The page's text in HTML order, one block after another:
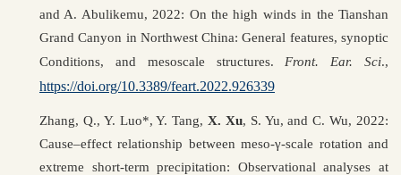
and A. Abulikemu, 2022: On the high winds in the Tianshan
Grand Canyon in Northwest China: General features, synoptic
Conditions, and mesoscale structures.Front. Ear. Sci.,
https://doi.org/10.3389/feart.2022.926339
Zhang, Q., Y. Luo*, Y. Tang,X. Xu, S. Yu, and C. Wu, 2022:
Cause–effect relationship between meso-γ-scale rotation and
extreme short-term precipitation: Observational analyses at